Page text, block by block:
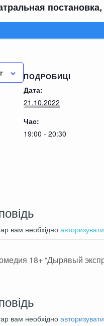
ПОДРОБИЦІ
Дата:
21.10.2022
Час:
19:00 - 20:30
вам необхідно
18+ “Дырявый
вам необхідно